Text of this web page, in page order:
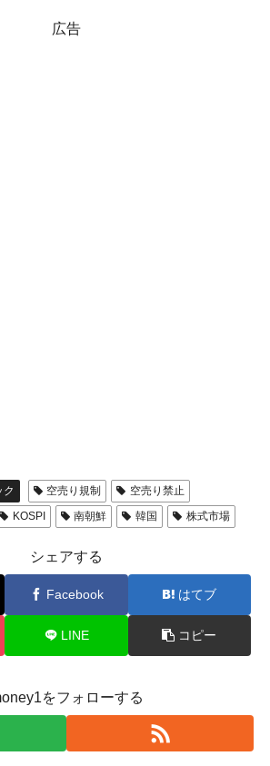
広告
ク 空売り規制
空売り禁止
KOSPI 南朝鮮 韓国 株式市場
シェアする
Facebook はてブ
LINE コピー
をフォローする